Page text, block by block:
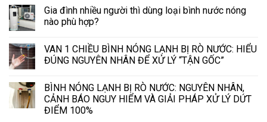
Gia đình nhiều người thì dùng loại bình nước nóng
nào phù hợp?
VAN 1 CHIỀU BÌNH NÓNG LẠNH BỊ RÒ NƯỚC: HIỂU
ĐÚNG NGUYÊN NHÂN ĐỂ XỬ LÝ “TẬN GỐC”
BÌNH NÓNG LẠNH BỊ RÒ NƯỚC: NGUYÊN NHÂN,
CẢNH BÁO NGUY HIỂM VÀ GIẢI PHÁP XỬ LÝ DỨT
ĐIỂM 100%